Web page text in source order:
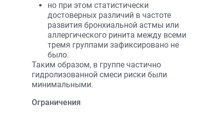
но при этом статистически
достоверных различий в частоте
развития бронхиальной астмы или
аллергического ринита между всеми
тремя группами зафиксировано не
было.
Таким образом, в группе частично
гидролизованной смеси риски были
минимальными.
Ограничения